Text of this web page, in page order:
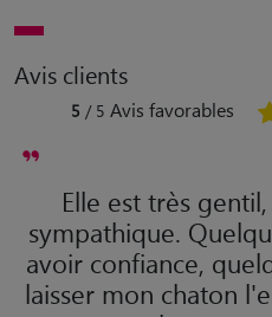
Avis clients
5 / 5 Avis favorables
Elle est très
sympathique.
avoir confiance,
laisser mon chaton